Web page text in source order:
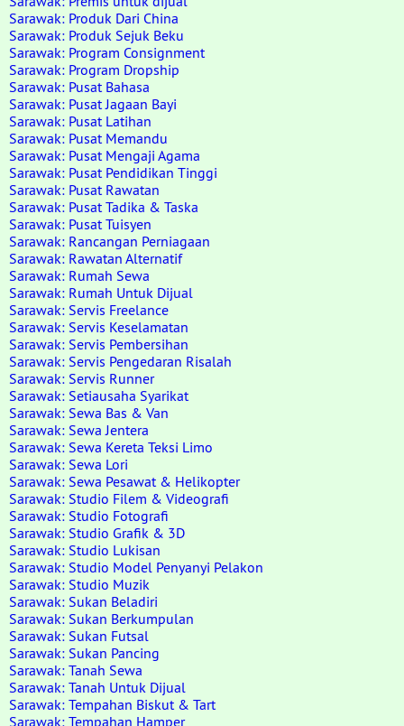
Sarawak: Produk Dari China
Sarawak: Produk Sejuk Beku
Sarawak: Program Consignment
Sarawak: Program Dropship
Sarawak: Pusat Bahasa
Sarawak: Pusat Jagaan Bayi
Sarawak: Pusat Latihan
Sarawak: Pusat Memandu
Sarawak: Pusat Mengaji Agama
Sarawak: Pusat Pendidikan Tinggi
Sarawak: Pusat Rawatan
Sarawak: Pusat Tadika & Taska
Sarawak: Pusat Tuisyen
Sarawak: Rancangan Perniagaan
Sarawak: Rawatan Alternatif
Sarawak: Rumah Sewa
Sarawak: Rumah Untuk Dijual
Sarawak: Servis Freelance
Sarawak: Servis Keselamatan
Sarawak: Servis Pembersihan
Sarawak: Servis Pengedaran Risalah
Sarawak: Servis Runner
Sarawak: Setiausaha Syarikat
Sarawak: Sewa Bas & Van
Sarawak: Sewa Jentera
Sarawak: Sewa Kereta Teksi Limo
Sarawak: Sewa Lori
Sarawak: Sewa Pesawat & Helikopter
Sarawak: Studio Filem & Videografi
Sarawak: Studio Fotografi
Sarawak: Studio Grafik & 3D
Sarawak: Studio Lukisan
Sarawak: Studio Model Penyanyi Pelakon
Sarawak: Studio Muzik
Sarawak: Sukan Beladiri
Sarawak: Sukan Berkumpulan
Sarawak: Sukan Futsal
Sarawak: Sukan Pancing
Sarawak: Tanah Sewa
Sarawak: Tanah Untuk Dijual
Sarawak: Tempahan Biskut & Tart
Sarawak: Tempahan Hamper